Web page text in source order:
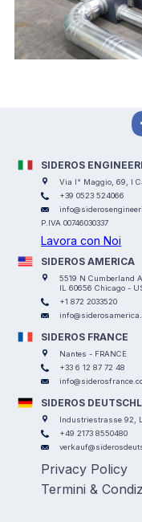
SIDEROS
Via I° Maggio, 69, I
+39 0523 524066
P.IVA 00746030337
Lavora con Noi
SIDEROS AMERICA
5519 N Cumberland
IL 60656 Chicago -
+1 872 2033520
SIDEROS FRANCE
Nantes - FRANCE
+33 6 12 87 72 48
SIDEROS
Industriestrasse 92,
+49 2173 8550480
Privacy Policy
Termini &